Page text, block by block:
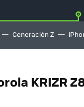
Generación Z
KRIZR